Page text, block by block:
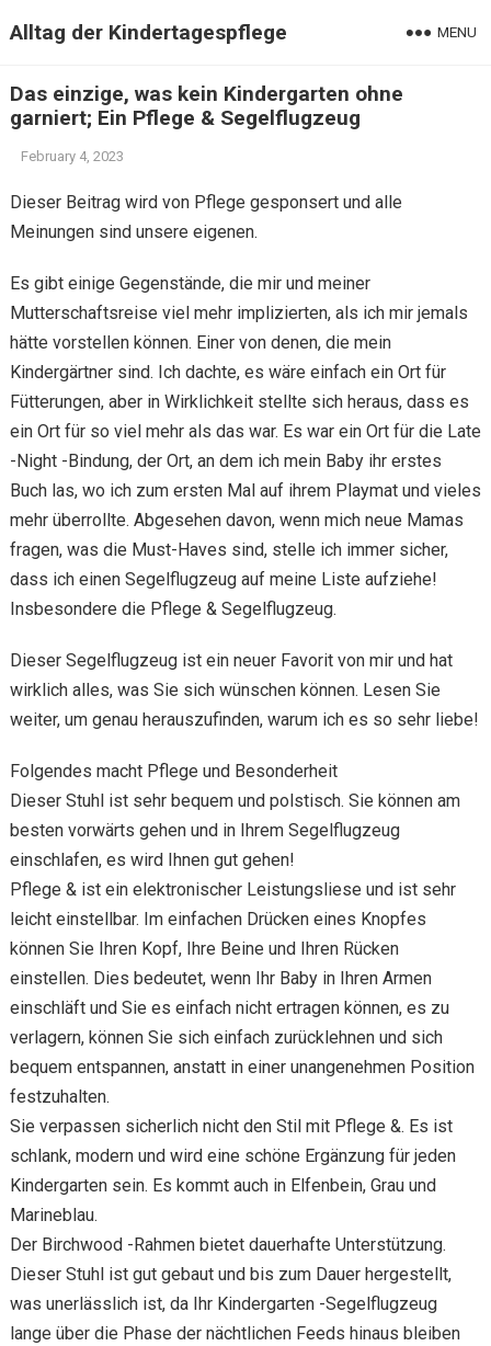
Alltag der Kindertagespflege MENU
Das einzige, was kein Kindergarten ohne
garniert; Ein Pflege & Segelflugzeug
February 4, 2023
Dieser Beitrag wird von Pflege gesponsert und alle
Meinungen sind unsere eigenen.
Es gibt einige Gegenstände, die mir und meiner
Mutterschaftsreise viel mehr implizierten, als ich mir jemals
hätte vorstellen können. Einer von denen, die mein
Kindergärtner sind. Ich dachte, es wäre einfach ein Ort für
Fütterungen, aber in Wirklichkeit stellte sich heraus, dass es
ein Ort für so viel mehr als das war. Es war ein Ort für die Late
-Night -Bindung, der Ort, an dem ich mein Baby ihr erstes
Buch las, wo ich zum ersten Mal auf ihrem Playmat und vieles
mehr überrollte. Abgesehen davon, wenn mich neue Mamas
fragen, was die Must-Haves sind, stelle ich immer sicher,
dass ich einen Segelflugzeug auf meine Liste aufziehe!
Insbesondere die Pflege & Segelflugzeug.
Dieser Segelflugzeug ist ein neuer Favorit von mir und hat
wirklich alles, was Sie sich wünschen können. Lesen Sie
weiter, um genau herauszufinden, warum ich es so sehr liebe!
Folgendes macht Pflege und Besonderheit
Dieser Stuhl ist sehr bequem und polstisch. Sie können am
besten vorwärts gehen und in Ihrem Segelflugzeug
einschlafen, es wird Ihnen gut gehen!
Pflege & ist ein elektronischer Leistungsliese und ist sehr
leicht einstellbar. Im einfachen Drücken eines Knopfes
können Sie Ihren Kopf, Ihre Beine und Ihren Rücken
einstellen. Dies bedeutet, wenn Ihr Baby in Ihren Armen
einschläft und Sie es einfach nicht ertragen können, es zu
verlagern, können Sie sich einfach zurücklehnen und sich
bequem entspannen, anstatt in einer unangenehmen Position
festzuhalten.
Sie verpassen sicherlich nicht den Stil mit Pflege &. Es ist
schlank, modern und wird eine schöne Ergänzung für jeden
Kindergarten sein. Es kommt auch in Elfenbein, Grau und
Marineblau.
Der Birchwood -Rahmen bietet dauerhafte Unterstützung.
Dieser Stuhl ist gut gebaut und bis zum Dauer hergestellt,
was unerlässlich ist, da Ihr Kindergarten -Segelflugzeug
lange über die Phase der nächtlichen Feeds hinaus bleiben